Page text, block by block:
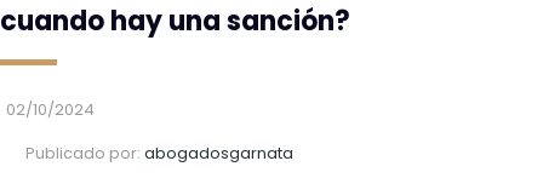
cuando hay una sanción?
02/10/2024
Publicado por: abogadosgarnata